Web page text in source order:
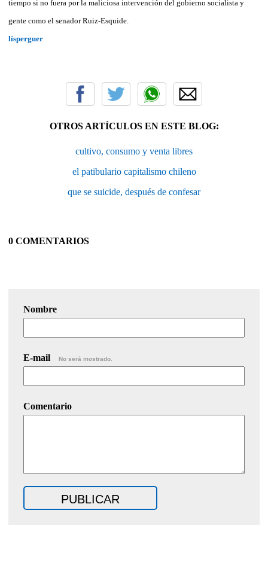
tiempo si no fuera por la maliciosa intervención del gobierno socialista y
gente como el senador Ruiz-Esquide.
lísperguer
OTROS ARTÍCULOS EN ESTE BLOG:
cultivo, consumo y venta libres
el patibulario capitalismo chileno
que se suicide, después de confesar
0 COMENTARIOS
Nombre
E-mail No será mostrado.
Comentario